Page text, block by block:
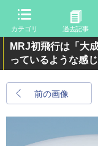
カテゴリ 過去記事
MRJ初飛行は「大
っているような感
前の画像